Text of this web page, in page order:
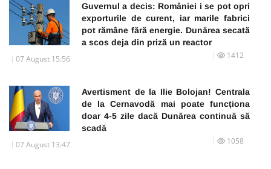
Guvernul a decis: României i se pot opri
exporturile de curent, iar marile fabrici
pot rămâne fără energie. Dunărea secată
a scos deja din priză un reactor
07 August 15:56 1412
Avertisment de la Ilie Bolojan! Centrala
de la Cernavodă mai poate funcționa
doar 4-5 zile dacă Dunărea continuă să
scadă
07 August 13:47 1058